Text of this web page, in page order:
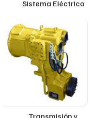
Sistema Eléctrico